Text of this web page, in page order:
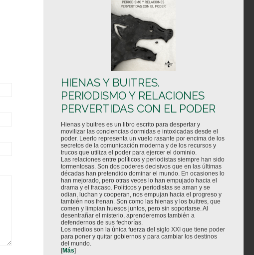
HIENAS Y BUITRES.
PERIODISMO Y RELACIONES
PERVERTIDAS CON EL PODER
Hienas y buitres es un libro escrito para despertar y
movilizar las conciencias dormidas e intoxicadas desde el
poder. Leerlo representa un vuelo rasante por encima de los
secretos de la comunicación moderna y de los recursos y
trucos que utiliza el poder para ejercer el dominio.
Las relaciones entre políticos y periodistas siempre han sido
tormentosas. Son dos poderes decisivos que en las últimas
décadas han pretendido dominar el mundo. En ocasiones lo
han mejorado, pero otras veces lo han empujado hacia el
drama y el fracaso. Políticos y periodistas se aman y se
odian, luchan y cooperan, nos empujan hacia el progreso y
también nos frenan. Son como las hienas y los buitres, que
comen y limpian huesos juntos, pero sin soportarse. Al
desentrañar el misterio, aprenderemos también a
defendernos de sus fechorías.
Los medios son la única fuerza del siglo XXI que tiene poder
para poner y quitar gobiernos y para cambiar los destinos
del mundo.
[Más]